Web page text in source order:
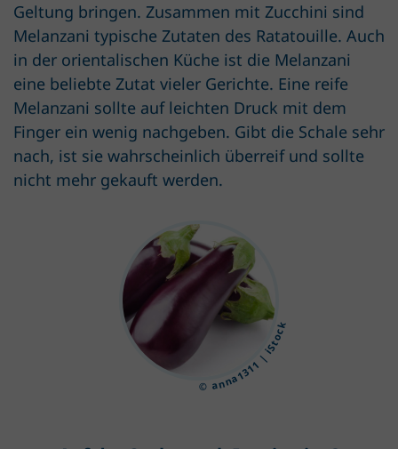
Geltung bringen. Zusammen mit Zucchini sind
Melanzani typische Zutaten des Ratatouille. Auch
in der orientalischen Küche ist die Melanzani
eine beliebte Zutat vieler Gerichte. Eine reife
Melanzani sollte auf leichten Druck mit dem
Finger ein wenig nachgeben. Gibt die Schale sehr
nach, ist sie wahrscheinlich überreif und sollte
nicht mehr gekauft werden.
© anna1311 | iStock